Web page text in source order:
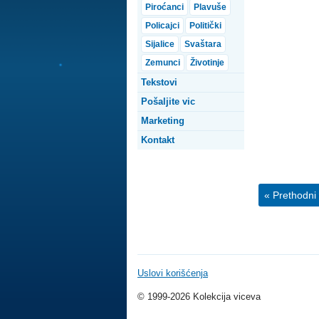
« Prethodni
Piroćanci
Plavuše
Policajci
Politički
Sijalice
Svaštara
Zemunci
Životinje
Tekstovi
Pošaljite vic
Marketing
Kontakt
Uslovi korišćenja
© 1999-2026 Kolekcija viceva